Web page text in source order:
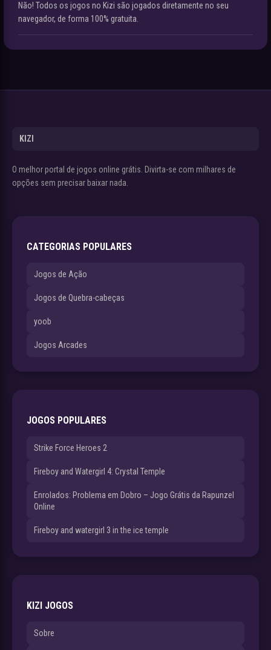
Não! Todos os jogos no Kizi são jogados diretamente no seu
navegador, de forma 100% gratuita.
KIZI
O melhor portal de jogos online grátis. Divirta-se com milhares de
opções sem precisar baixar nada.
CATEGORIAS POPULARES
Jogos de Ação
Jogos de Quebra-cabeças
yoob
Jogos Arcades
JOGOS POPULARES
Strike Force Heroes 2
Fireboy and Watergirl 4: Crystal Temple
Enrolados: Problema em Dobro – Jogo Grátis da Rapunzel
Online
Fireboy and watergirl 3 in the ice temple
KIZI JOGOS
Sobre